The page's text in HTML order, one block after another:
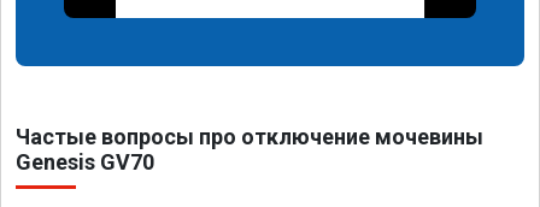
Частые вопросы про отключение мочевины
Genesis GV70